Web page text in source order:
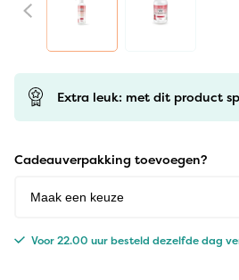
Extra leuk: met dit product
Cadeauverpakking toevoegen?
Voor 22.00 uur besteld dezelfde dag